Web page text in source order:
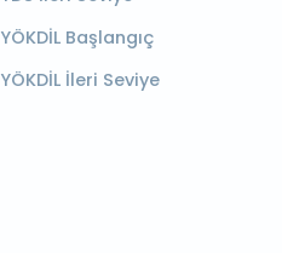
YÖKDİL Başlangıç
YÖKDİL İleri Seviye